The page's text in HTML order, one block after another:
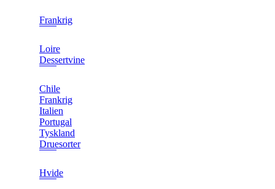
Frankrig
Loire
Dessertvine
Chile
Frankrig
Italien
Portugal
Tyskland
Druesorter
Hvide